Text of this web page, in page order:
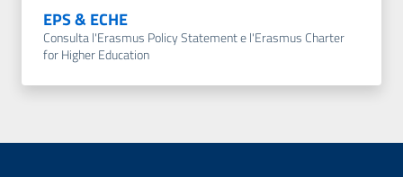
EPS & ECHE
Consulta l'Erasmus Policy Statement e l'Erasmus Charter
for Higher Education